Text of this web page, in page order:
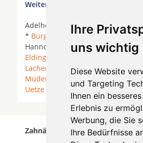
Ihre
uns wichtig
Diese Website
und Targeting
Ihnen ein
Erlebnis zu
Werbung, die Sie
Ihre Bedürfnisse
Weitere Orte in der Nähe von
Adelheidsdorf * Ahnsbeck *
* Burgdorf (Kreis Hannover)*
Hannover) *
Celle* Edemissen*
Eldingen
* Hohne *
Lachendorf
* Langlingen *
Müden (Aller)
Nienhagen
*
Uetze
Wathlingen * Wienhausen
Zahnärzte für Zahnimplantete in